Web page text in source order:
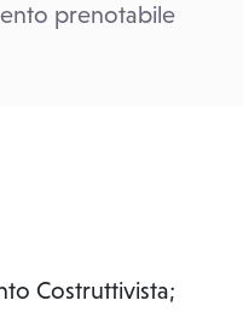
prenotabile
Costruttivista;